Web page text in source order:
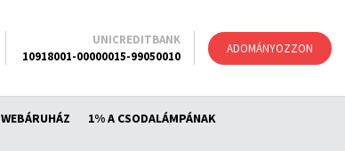
ADOMÁNYOZZON
WEBÁRUHÁZ 1% A CSODALÁMPÁNAK
UNICREDITBANK
10918001-00000015-99050010